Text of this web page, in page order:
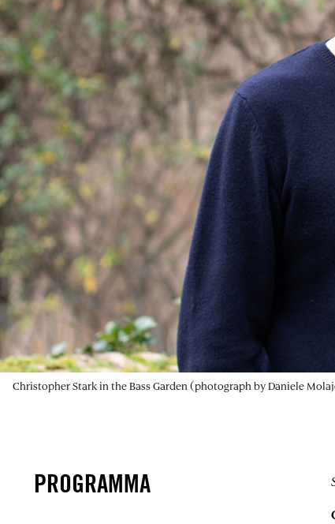
Christopher Stark in the Bass Garden (photograph by Daniele
PROGRAMMA